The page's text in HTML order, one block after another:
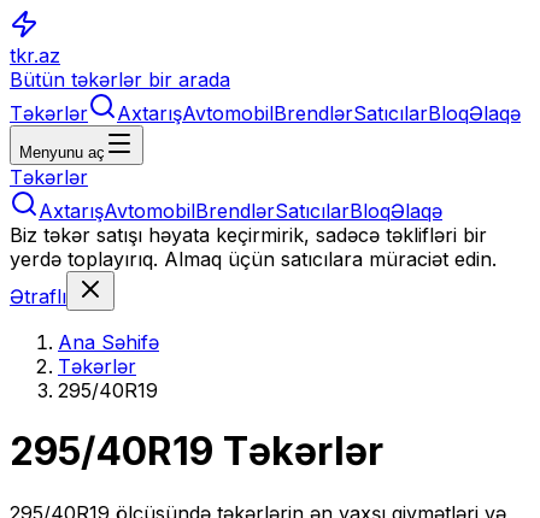
tkr.az
Bütün təkərlər bir arada
Təkərlər
AxtarışAvtomobilBrendlərSatıcılarBloqƏlaqə
Menyunu aç
Təkərlər
AxtarışAvtomobilBrendlərSatıcılarBloqƏlaqə
Biz təkər satışı həyata keçirmirik, sadəcə təklifləri bir
yerdə toplayırıq. Almaq üçün satıcılara müraciət edin.
Ətraflı
Ana Səhifə
Təkərlər
295/40R19
295/40R19 Təkərlər
295/40R19 ölçüsündə təkərlərin ən yaxşı qiymətləri və